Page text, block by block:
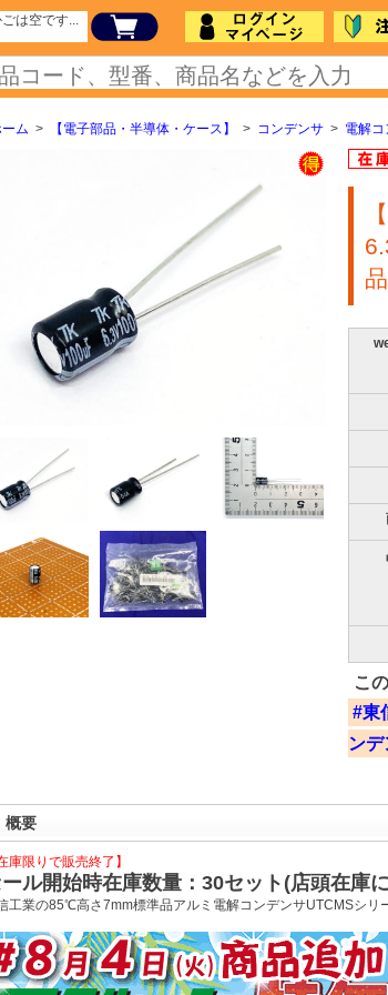
は空です...
ム > 【電子部品・半導体・ケース】 > コンデンサ > 電解
こ
#東
ン
概要
庫限りで販売終了】
ル開始時在庫数量：30セット(店頭在庫
工業の85℃高さ7mm標準品アルミ電解コンデンサUTCMSシリ